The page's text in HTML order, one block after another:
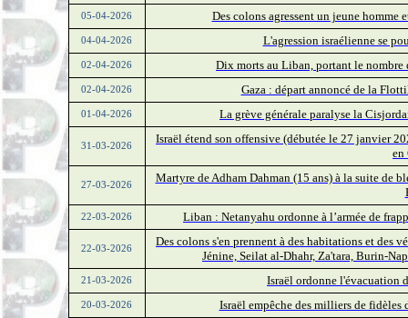
05-04-2026 Des colons agressent un jeune homme
04-04-2026 L'agression israélienne se
02-04-2026 Dix morts au Liban, portant le nombre
02-04-2026 Gaza : départ annoncé de la
01-04-2026 La grève générale paralyse la
31-03-2026
Israël étend son offensive (débutée le 27 janvier
en
27-03-2026
Martyre de Adham Dahman (15 ans) à la suite de
22-03-2026 Liban : Netanyahu ordonne à l’armée de
22-03-2026
Des colons s'en prennent à des habitations et des
Jénine, Seilat al-Dhahr, Za'tara, Burin-
21-03-2026 Israël ordonne l'évacuation
20-03-2026 Israël empêche des milliers de fidèles